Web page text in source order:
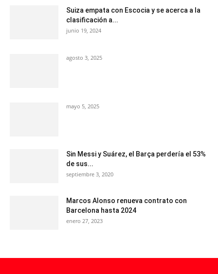
Suiza empata con Escocia y se acerca a la
clasificación a...
junio 19, 2024
agosto 3, 2025
mayo 5, 2025
Sin Messi y Suárez, el Barça perdería el 53%
de sus...
septiembre 3, 2020
Marcos Alonso renueva contrato con
Barcelona hasta 2024
enero 27, 2023